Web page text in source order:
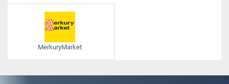
MerkuryMarket